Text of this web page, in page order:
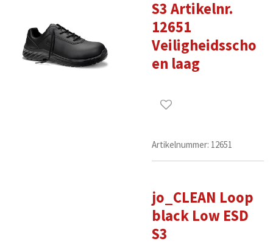
S3 Artikelnr.
12651
Veiligheidsscho
en laag
Artikelnummer: 12651
jo_CLEAN Loop
black Low ESD
S3